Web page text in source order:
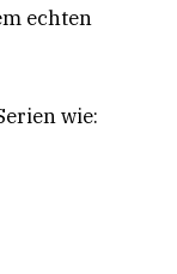
echten
wie: